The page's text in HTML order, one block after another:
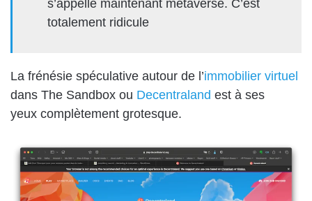
s’appelle maintenant metaverse. C’est
totalement ridicule
La frénésie spéculative autour de l’immobilier virtuel
dans The Sandbox ou Decentraland est à ses
yeux complètement grotesque.